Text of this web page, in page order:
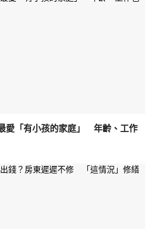
愛「有小孩的家庭」 年齡、工作